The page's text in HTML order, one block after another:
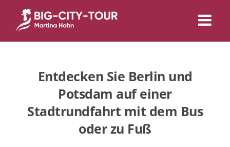
City Guide - Martina Hahn
Entdecken Sie Berlin und
Potsdam auf einer
Stadtrundfahrt mit dem Bus
oder zu Fuß